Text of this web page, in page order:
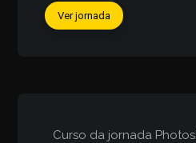
Ver jornada
Curso da jornada